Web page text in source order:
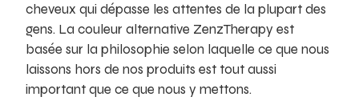
cheveux qui dépasse les attentes de la plupart des
gens. La couleur alternative ZenzTherapy est
basée sur la philosophie selon laquelle ce que nous
laissons hors de nos produits est tout aussi
important que ce que nous y mettons.